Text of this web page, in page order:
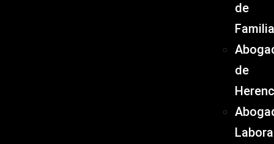
de
Familia
de